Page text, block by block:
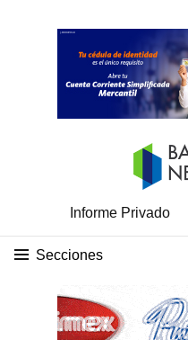
Informe Privado
Secciones